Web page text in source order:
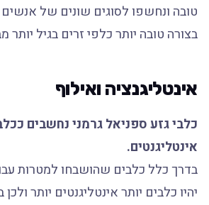
טובה ונחשפו לסוגים שונים של אנשים
בצורה טובה יותר כלפי זרים בגיל יותר
אינטליגנציה ואילוף
כלבי גזע ספניאל גרמני נחשבים
אינטליגנטים.
בדרך כלל כלבים שהושבחו למטרות
יהיו כלבים יותר אינטליגנטים יותר